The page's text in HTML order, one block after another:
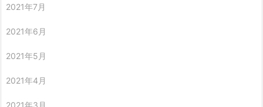
2021年7月
2021年6月
2021年5月
2021年4月
2021年3月